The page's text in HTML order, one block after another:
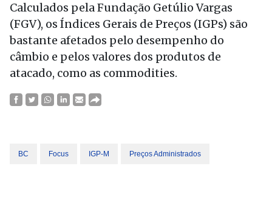
Calculados pela Fundação Getúlio Vargas
(FGV), os Índices Gerais de Preços (IGPs) são
bastante afetados pelo desempenho do
câmbio e pelos valores dos produtos de
atacado, como as commodities.
BC Focus IGP-M Preços Administrados